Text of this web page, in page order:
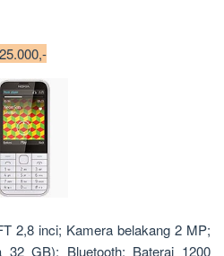
2,8 inci; Kamera belakang 2 MP;
32 GB); Bluetooth; Baterai 1200